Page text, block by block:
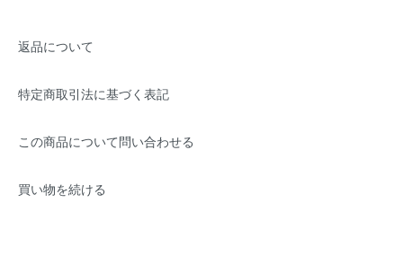
返品について
特定商取引法に基づく表記
この商品について問い合わせる
買い物を続ける